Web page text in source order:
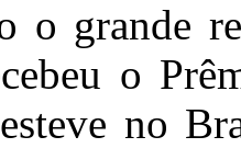
o grande
o
no